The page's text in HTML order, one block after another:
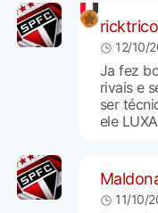
12/10/
Ja fez
rivais e
ser
ele LUXA
11/10/